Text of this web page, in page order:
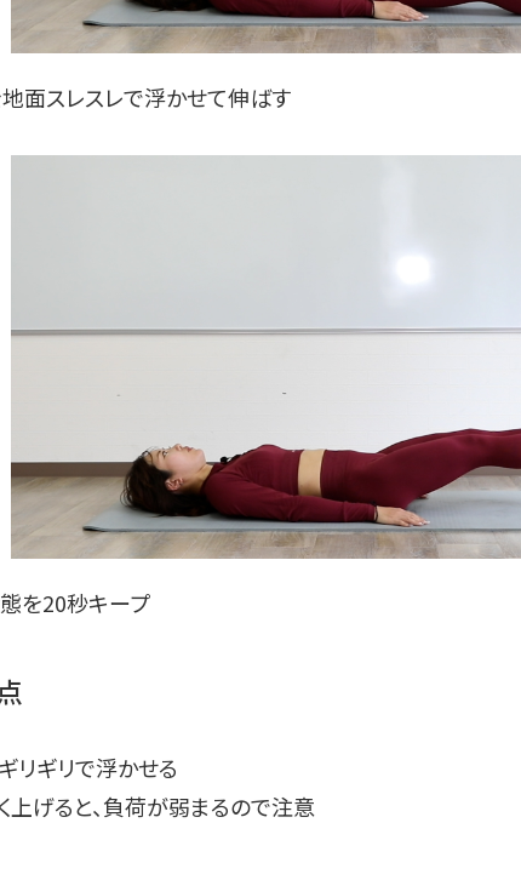
面スレスレで浮かせて伸ばす
を20秒キープ
リギリで浮かせる
上げると、負荷が弱まるので注意